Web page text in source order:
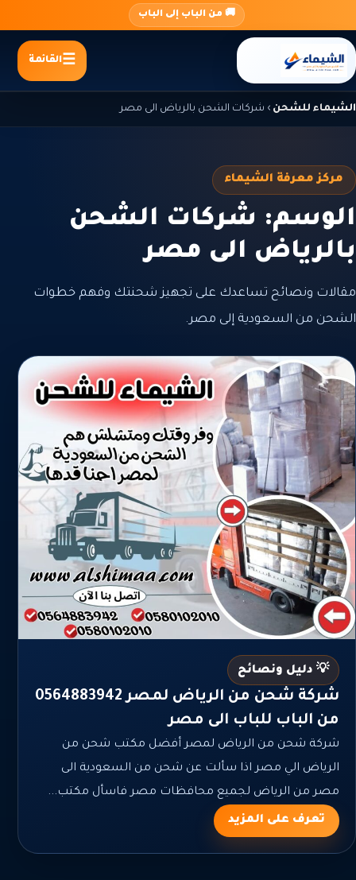
المحتوى
🚚 من الباب إلى الباب
القائمة
الشيماء للشحن › شركات الشحن بالرياض الى مصر
مركز معرفة الشيماء
الوسم: شركات الشحن
بالرياض الى مصر
مقالات ونصائح تساعدك على تجهيز شحنتك وفهم خطوات
الشحن من السعودية إلى مصر.
💡 دليل ونصائح
شركة شحن من الرياض لمصر 0564883942
من الباب للباب الى مصر
شركة شحن من الرياض لمصر أفضل مكتب شحن من
الرياض الي مصر اذا سألت عن شحن من السعودية الى
مصر من الرياض لجميع محافظات مصر فاسأل مكتب...
تعرف على المزيد